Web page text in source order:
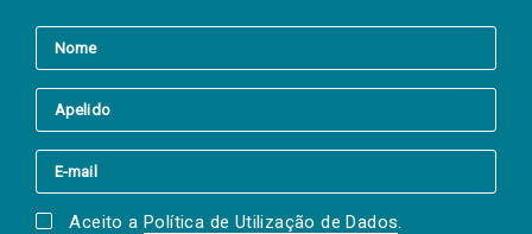
Aceito a Política de Utilização de Dados.